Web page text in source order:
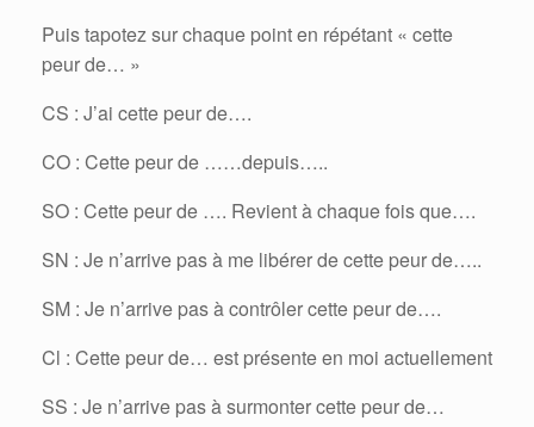
Puis tapotez sur chaque point en répétant « cette
peur de… »
CS : J’ai cette peur de….
CO : Cette peur de ……depuis…..
SO : Cette peur de …. Revient à chaque fois que….
SN : Je n’arrive pas à me libérer de cette peur de…..
SM : Je n’arrive pas à contrôler cette peur de….
Cl : Cette peur de… est présente en moi actuellement
SS : Je n’arrive pas à surmonter cette peur de…